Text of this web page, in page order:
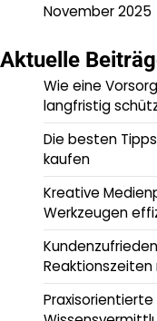
November 2025
Aktuelle
Wie eine
langfristig
Die besten
kaufen
Kreative
Werkzeugen